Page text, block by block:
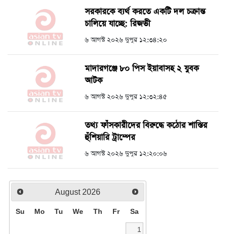
সরকারকে ব্যর্থ করতে একটি দল চক্রান্ত
চালিয়ে যাচ্ছে: রিজভী
৬ আগস্ট ২০২৬ দুপুর ১২:৩৪:২০
মাদারগঞ্জে ৮০ পিস ইয়াবাসহ ২ যুবক
আটক
৬ আগস্ট ২০২৬ দুপুর ১২:৩২:৪৫
তথ্য ফাঁসকারীদের বিরুদ্ধে কঠোর শাস্তির
হুঁশিয়ারি ট্রাম্পের
৬ আগস্ট ২০২৬ দুপুর ১২:২০:০৬
August 2026
Su Mo Tu We Th Fr Sa
1